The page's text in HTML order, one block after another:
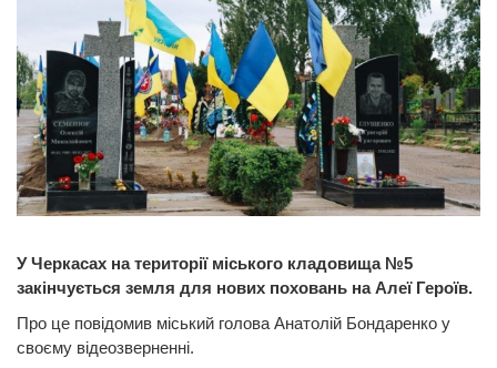
У Черкасах на території міського кладовища №5
закінчується земля для нових поховань на Алеї Героїв.
Про це повідомив міський голова Анатолій Бондаренко у
своєму відеозверненні.